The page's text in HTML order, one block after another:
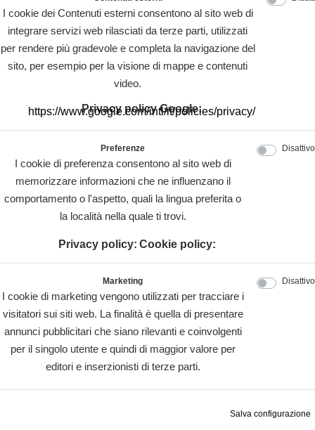
I cookie dei Contenuti esterni consentono al sito web di
integrare servizi web rilasciati da terze parti, utilizzati
per rendere più gradevole e completa la navigazione del
sito, per esempio per la visione di mappe e contenuti
video.
Privacy policy Google:
https://www.google.com/intl/it/policies/privacy/
Preferenze
I cookie di preferenza consentono al sito web di
memorizzare informazioni che ne influenzano il
comportamento o l'aspetto, quali la lingua preferita o
la località nella quale ti trovi.
Privacy policy: Cookie policy:
Disattivo
Marketing
I cookie di marketing vengono utilizzati per tracciare i
visitatori sui siti web. La finalità è quella di presentare
annunci pubblicitari che siano rilevanti e coinvolgenti
per il singolo utente e quindi di maggior valore per
editori e inserzionisti di terze parti.
Disattivo
Salva configurazione